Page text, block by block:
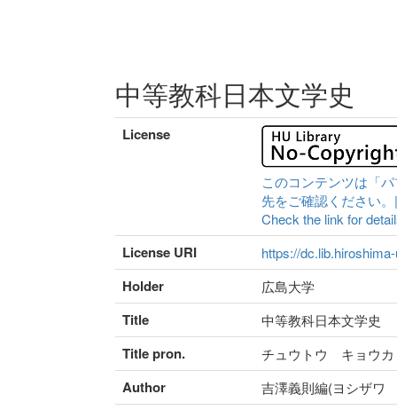
中等教科日本文学史
License
このコンテンツは「
先をご確認ください
Check the link for
License URI https://
Holder 広島大学
Title 中等教科日本文学史
Title pron. チュウトウ キョウ
Author 吉澤義則編(ヨシザワ